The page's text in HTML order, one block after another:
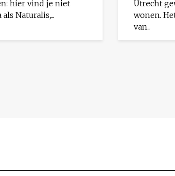
hier vind je niet
Naturalis,...
Utrecht
wonen.
van...